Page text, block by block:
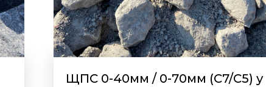
ЩПС 0-40мм / 0-70мм (С7/С5) у